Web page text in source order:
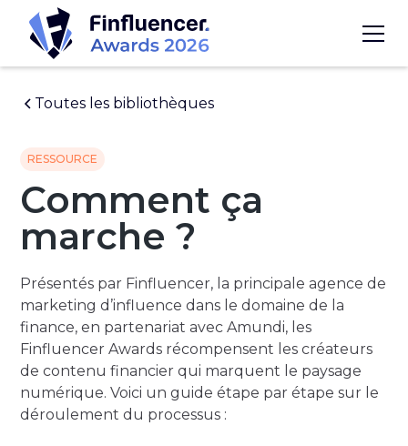
Toutes les bibliothèques
RESSOURCE
Comment ça
marche ?
Présentés par Finfluencer, la principale agence de
marketing d’influence dans le domaine de la
finance, en partenariat avec Amundi, les
Finfluencer Awards récompensent les créateurs
de contenu financier qui marquent le paysage
numérique. Voici un guide étape par étape sur le
déroulement du processus :